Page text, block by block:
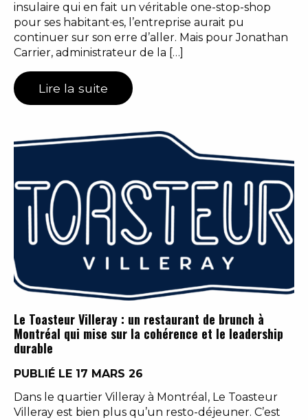
insulaire qui en fait un véritable one-stop-shop
pour ses habitant·es, l’entreprise aurait pu
continuer sur son erre d’aller. Mais pour Jonathan
Carrier, administrateur de la […]
Lire la suite
Le Toasteur Villeray : un restaurant de brunch à
Montréal qui mise sur la cohérence et le leadership
durable
PUBLIÉ LE 17 MARS 26
Dans le quartier Villeray à Montréal, Le Toasteur
Villeray est bien plus qu’un resto-déjeuner. C’est